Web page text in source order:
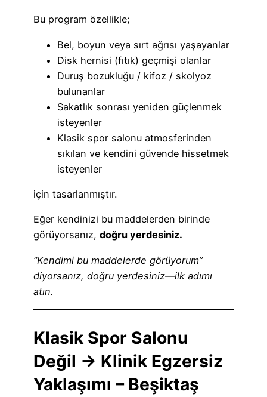
Bu program özellikle;
Bel, boyun veya sırt ağrısı yaşayanlar
Disk hernisi (fıtık) geçmişi olanlar
Duruş bozukluğu / kifoz / skolyoz
bulunanlar
Sakatlık sonrası yeniden güçlenmek
isteyenler
Klasik spor salonu atmosferinden
sıkılan ve kendini güvende hissetmek
isteyenler
için tasarlanmıştır.
Eğer kendinizi bu maddelerden birinde
görüyorsanız, doğru yerdesiniz.
“Kendimi bu maddelerde görüyorum”
diyorsanız, doğru yerdesiniz—ilk adımı
atın.
Klasik Spor Salonu
Değil → Klinik Egzersiz
Yaklaşımı – Beşiktaş